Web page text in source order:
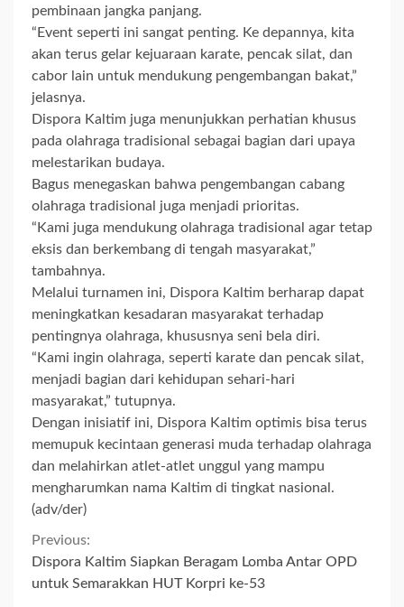
pembinaan jangka panjang.
“Event seperti ini sangat penting. Ke depannya, kita
akan terus gelar kejuaraan karate, pencak silat, dan
cabor lain untuk mendukung pengembangan bakat,”
jelasnya.
Dispora Kaltim juga menunjukkan perhatian khusus
pada olahraga tradisional sebagai bagian dari upaya
melestarikan budaya.
Bagus menegaskan bahwa pengembangan cabang
olahraga tradisional juga menjadi prioritas.
“Kami juga mendukung olahraga tradisional agar tetap
eksis dan berkembang di tengah masyarakat,”
tambahnya.
Melalui turnamen ini, Dispora Kaltim berharap dapat
meningkatkan kesadaran masyarakat terhadap
pentingnya olahraga, khususnya seni bela diri.
“Kami ingin olahraga, seperti karate dan pencak silat,
menjadi bagian dari kehidupan sehari-hari
masyarakat,” tutupnya.
Dengan inisiatif ini, Dispora Kaltim optimis bisa terus
memupuk kecintaan generasi muda terhadap olahraga
dan melahirkan atlet-atlet unggul yang mampu
mengharumkan nama Kaltim di tingkat nasional.
(adv/der)
Continue
Reading
Previous:
Dispora Kaltim Siapkan Beragam Lomba Antar OPD
untuk Semarakkan HUT Korpri ke-53